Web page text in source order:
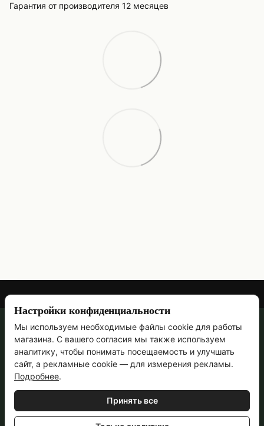
Гарантия от производителя 12 месяцев
067 473-69-90
Контактная информация
Полная версия сайта
Ручная работа с 2011 года · Пн–Пт, 09:00–18:00
© 2011—2026
Настройки конфиденциальности
Мы используем необходимые файлы cookie для работы
магазина. С вашего согласия мы также используем
аналитику, чтобы понимать посещаемость и улучшать
сайт, а рекламные cookie — для измерения рекламы.
Подробнее.
Принять все